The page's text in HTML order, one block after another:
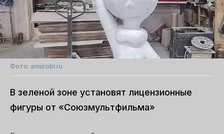
Фото: amurobl.ru
В зеленой зоне установят лицензионные
фигуры от «Союзмультфильма»